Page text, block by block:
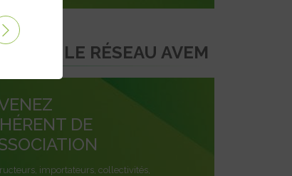
LE RÉSEAU AVEM
DE
importateurs, collectivités,